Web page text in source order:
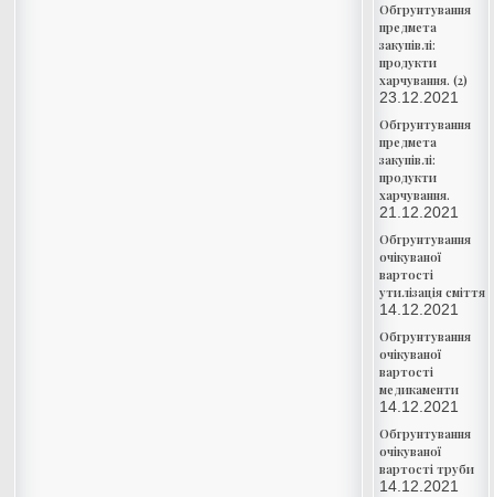
Обгрунтування
предмета
закупівлі:
продукти
харчування. (2)
23.12.2021
Обгрунтування
предмета
закупівлі:
продукти
харчування.
21.12.2021
Обгрунтування
очікуваної
вартості
утилізація сміття
14.12.2021
Обгрунтування
очікуваної
вартості
медикаменти
14.12.2021
Обгрунтування
очікуваної
вартості труби
14.12.2021